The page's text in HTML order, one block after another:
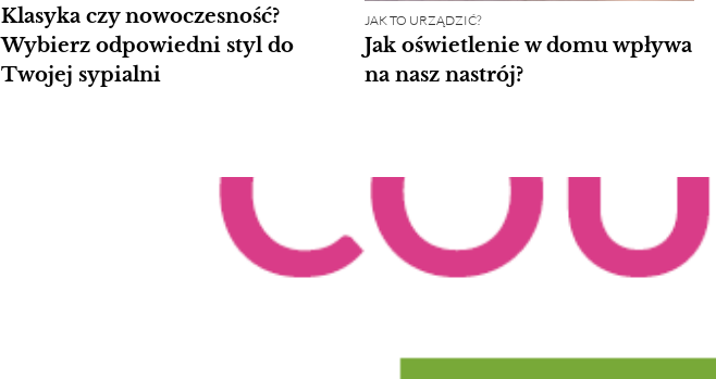
Klasyka czy nowoczesność?
Wybierz odpowiedni styl do
Twojej sypialni
JAK TO URZĄDZIĆ?
Jak oświetlenie w domu wpływa
na nasz nastrój?